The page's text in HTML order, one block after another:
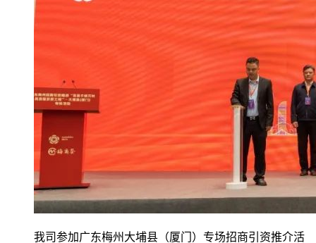
我司参加广东梅州大埔县（厦门）专场招商引资推介活